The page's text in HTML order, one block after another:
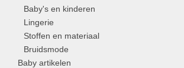
Baby's en kinderen
Lingerie
Stoffen en materiaal
Bruidsmode
Baby artikelen